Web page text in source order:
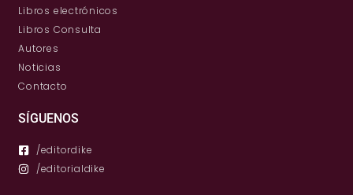
Libros electrónicos
Libros Consulta
Autores
Noticias
Contacto
SÍGUENOS
/editordike
/editorialdike